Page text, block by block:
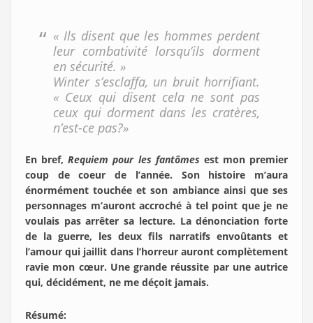
« Ils disent que les hommes perdent
leur combativité lorsqu’ils dorment
en sécurité. »
Winter s’esclaffa, un bruit horrifiant.
« Ceux qui disent cela ne sont pas
ceux qui dorment dans les cratères,
n’est-ce pas?»
En bref,Requiem pour les fantômes est mon premier
coup de coeur de l’année. Son histoire m’aura
énormément touchée et son ambiance ainsi que ses
personnages m’auront accroché à tel point que je ne
voulais pas arrêter sa lecture. La dénonciation forte
de la guerre, les deux fils narratifs envoûtants et
l’amour qui jaillit dans l’horreur auront complètement
ravie mon cœur. Une grande réussite par une autrice
qui, décidément, ne me déçoit jamais.
Résumé: